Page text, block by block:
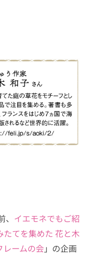
イエモネでもご紹
たてを集めた 花と木
レームの会」の企画